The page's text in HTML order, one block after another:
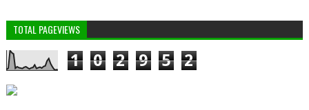
TOTAL PAGEVIEWS
1 0 2 9 5 2